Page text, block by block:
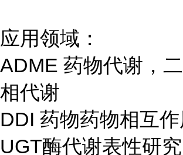
应用领域：
ADME 药物代谢，
相代谢
DDI 药物药物相互作
UGT酶代谢表性研究